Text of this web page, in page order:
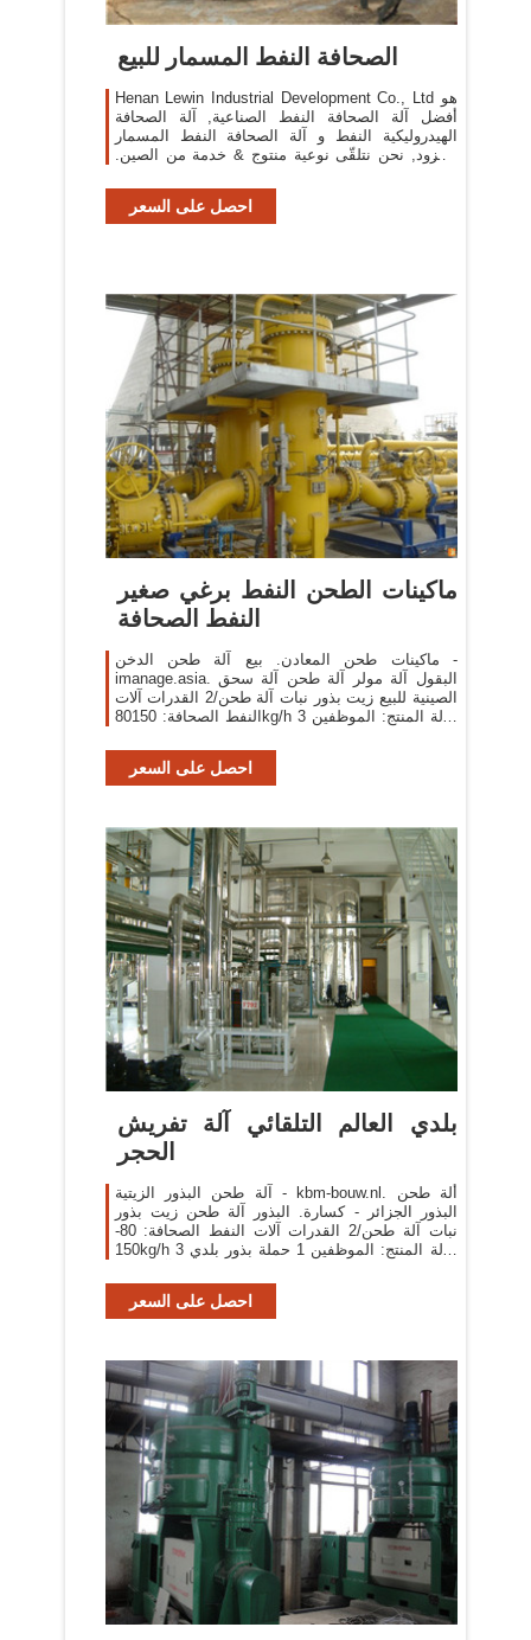
الصحافة النفط المسمار للبيع
Henan Lewin Industrial Development Co., Ltd هو
أفضل آلة الصحافة النفط الصناعية, آلة الصحافة
الهيدروليكية النفط و آلة الصحافة النفط المسمار
المزود, نحن نتلقّى نوعية منتوج & خدمة من الصين.
احصل على السعر
ماكينات الطحن النفط برغي صغير
النفط الصحافة
ماكينات طحن المعادن. بيع آلة طحن الدخن -
imanage.asia. البقول آلة مولر آلة طحن آلة سحق
الصينية للبيع زيت بذور نبات آلة طحن/2 القدرات آلات
النفط الصحافة: 80150kg/h 3 حالة المنتج: الموظفين
احصل على السعر
بلدي العالم التلقائي آلة تفريش
الحجر
آلة طحن البذور الزيتية - kbm-bouw.nl. ألة طحن
البذور الجزائر - كسارة. البذور آلة طحن زيت بذور
نبات آلة طحن/2 القدرات آلات النفط الصحافة: 80-
150kg/h 3 حالة المنتج: الموظفين 1 حملة بذور بلدي
احصل على السعر